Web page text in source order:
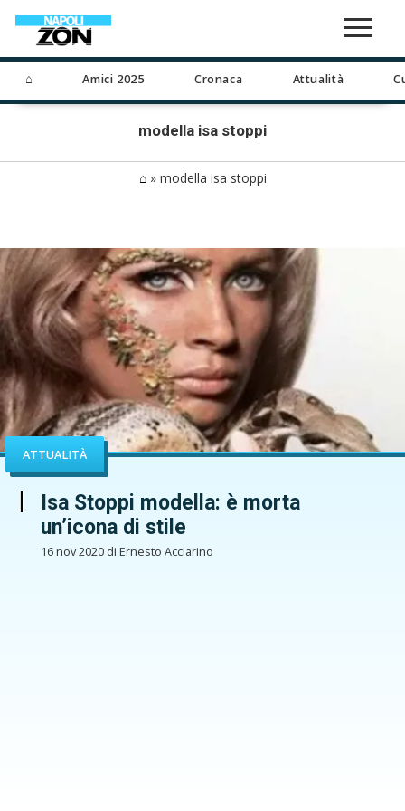
⌂ Amici 2025 Cronaca Attualità
modella isa stoppi
⌂» modella isa stoppi
ATTUALITÀ
Isa Stoppi modella: è morta
un’icona di stile
16 nov 2020 di Ernesto Acciarino